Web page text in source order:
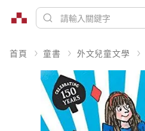
首頁 童書 外文兒童文學